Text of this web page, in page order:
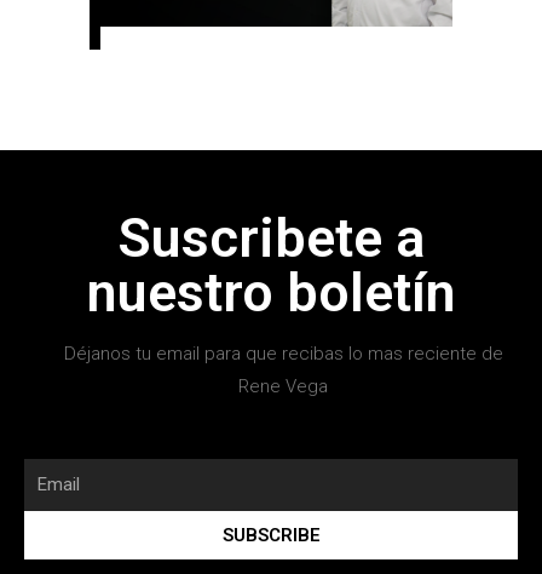
Suscribete a
nuestro boletín
Déjanos tu email para que recibas lo mas reciente de
Rene Vega
SUBSCRIBE